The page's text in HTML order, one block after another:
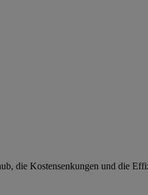
die Kostensenkungen und die